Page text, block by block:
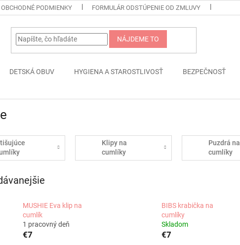
OBCHODNÉ PODMIENKY FORMULÁR ODSTÚPENIE OD ZMLUVY
NÁJDEME TO
DETSKÁ OBUV HYGIENA A STAROSTLIVOSŤ BEZPEČNOSŤ
Klipy na
cumlíky
Puzdrá na
cumlíky
MUSHIE Eva klip na
cumlík
1 pracovný deň
€7
BIBS krabička na
cumlíky
Skladom
€7